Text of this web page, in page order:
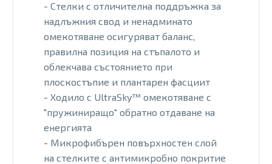
- Стелки с отличителна поддръжка за
надлъжния свод и ненадминато
омекотяване осигуряват баланс,
правилна позиция на стъпалото и
облекчава състоянието при
плоскостъпие и плантарен фасциит
- Ходило с UltraSky™ омекотяване с
"пружиниращо" обратно отдаване на
енергията
- Микрофибърен повърхностен слой
на стелките с антимикробно покритие